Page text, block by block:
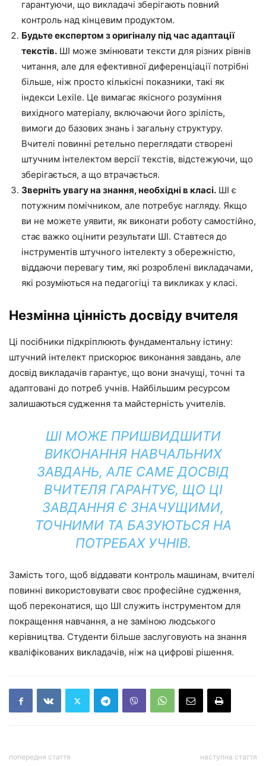
гарантуючи, що викладачі зберігають повний
контроль над кінцевим продуктом.
Будьте експертом з оригіналу під час адаптації
текстів. ШІ може змінювати тексти для різних рівнів
читання, але для ефективної диференціації потрібні
більше, ніж просто кількісні показники, такі як
індекси Lexile. Це вимагає якісного розуміння
вихідного матеріалу, включаючи його зрілість,
вимоги до базових знань і загальну структуру.
Вчителі повинні ретельно переглядати створені
штучним інтелектом версії текстів, відстежуючи, що
зберігається, а що втрачається.
Зверніть увагу на знання, необхідні в класі. ШІ є
потужним помічником, але потребує нагляду. Якщо
ви не можете уявити, як виконати роботу самостійно,
стає важко оцінити результати ШІ. Ставтеся до
інструментів штучного інтелекту з обережністю,
віддаючи перевагу тим, які розроблені викладачами,
які розуміються на педагогіці та викликах у класі.
Незмінна цінність досвіду вчителя
Ці посібники підкріплюють фундаментальну істину:
штучний інтелект прискорює виконання завдань, але
досвід викладачів гарантує, що вони значущі, точні та
адаптовані до потреб учнів. Найбільшим ресурсом
залишаються судження та майстерність учителів.
ШІ МОЖЕ ПРИШВИДШИТИ
ВИКОНАННЯ НАВЧАЛЬНИХ
ЗАВДАНЬ, АЛЕ САМЕ ДОСВІД
ВЧИТЕЛЯ ГАРАНТУЄ, ЩО ЦІ
ЗАВДАННЯ Є ЗНАЧУЩИМИ,
ТОЧНИМИ ТА БАЗУЮТЬСЯ НА
ПОТРЕБАХ УЧНІВ.
Замість того, щоб віддавати контроль машинам, вчителі
повинні використовувати своє професійне судження,
щоб переконатися, що ШІ служить інструментом для
покращення навчання, а не заміною людського
керівництва. Студенти більше заслуговують на знання
кваліфікованих викладачів, ніж на цифрові рішення.
попередня стаття наступна стаття